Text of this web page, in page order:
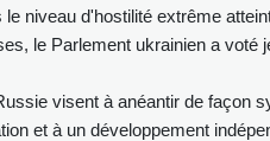
niveau d'hostilité extrême
le Parlement ukrainien a voté
visent à anéantir de façon
et à un développement